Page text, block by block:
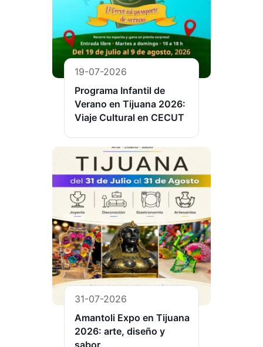
19-07-2026
Programa Infantil de
Verano en Tijuana 2026:
Viaje Cultural en CECUT
31-07-2026
Amantoli Expo en Tijuana
2026: arte, diseño y